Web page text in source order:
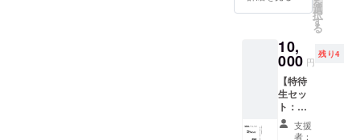
させて
良俗に
反する
場合は
掲載を
お断り
させて
頂く場
※御礼
メッ
動画
（15
秒〜30
秒予
定）
ルクレ
(Specia
l
Thanks
) ・出演
者から
のお礼
メッ
セージ
選
択
す
る
10,
000 円
残り4
【特待
生セッ
ト：み
なみサ
イン入
支援
者：